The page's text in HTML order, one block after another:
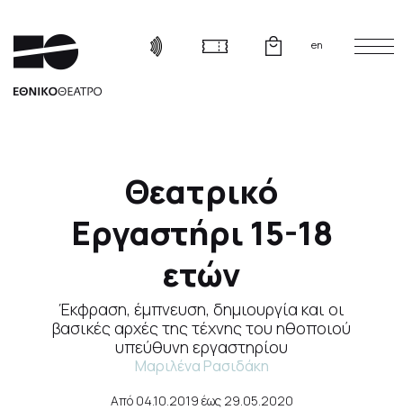
en
Θεατρικό
Εργαστήρι 15-18
ετών
Έκφραση, έμπνευση, δημιουργία και οι
βασικές αρχές της τέχνης του ηθοποιού
υπεύθυνη εργαστηρίου
Μαριλένα Ρασιδάκη
Από 04.10.2019 έως 29.05.2020